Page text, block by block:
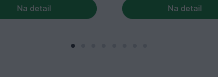
Na detail Na detail